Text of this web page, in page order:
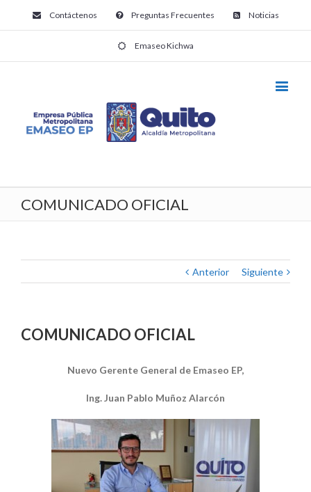
Contáctenos Preguntas Frecuentes Noticias
Emaseo Kichwa
COMUNICADO OFICIAL
Anterior Siguiente
COMUNICADO OFICIAL
Nuevo Gerente General de Emaseo EP,
Ing. Juan Pablo Muñoz Alarcón